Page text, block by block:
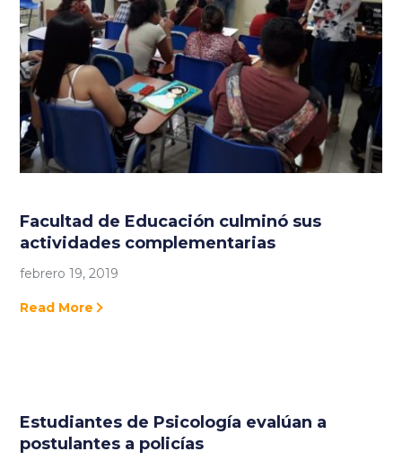
Facultad de Educación culminó sus
actividades complementarias
febrero 19, 2019
Read More
Estudiantes de Psicología evalúan a
postulantes a policías